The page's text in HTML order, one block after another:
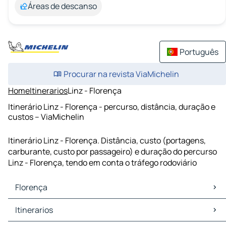
Áreas de descanso
Português
Procurar na revista ViaMichelin
HomeItinerariosLinz - Florença
Itinerário Linz - Florença - percurso, distância, duração e
custos – ViaMichelin
Itinerário Linz - Florença. Distância, custo (portagens,
carburante, custo por passageiro) e duração do percurso
Linz - Florença, tendo em conta o tráfego rodoviário
Florença
Florença Mapas Plantas
Florença Trafego
Itinerarios